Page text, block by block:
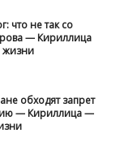
что не так со
— Кириллица
жизни
обходят запрет
— Кириллица —